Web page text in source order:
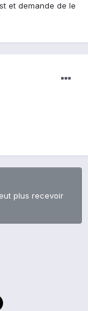
et demande de le
plus recevoir